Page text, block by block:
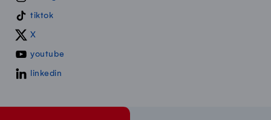
tiktok
X
youtube
linkedin